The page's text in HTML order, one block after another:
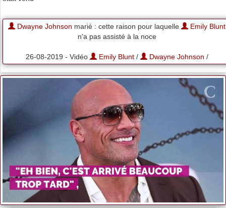
Dwayne Johnson marié : cette raison pour laquelle
Emily Blunt
n'a pas assisté à la noce
26-08-2019 - Vidéo Emily Blunt/ Dwayne Johnson /